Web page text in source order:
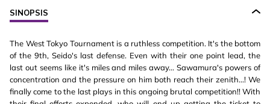
SINOPSIS
The West Tokyo Tournament is a ruthless competition. It's the bottom
of the 9th, Seido's last defense. Even with their one point lead, the
last out seems like it's miles and miles away... Sawamura's powers of
concentration and the pressure on him both reach their zenith...! We
finally come to the last plays in this ongoing brutal competition!! With